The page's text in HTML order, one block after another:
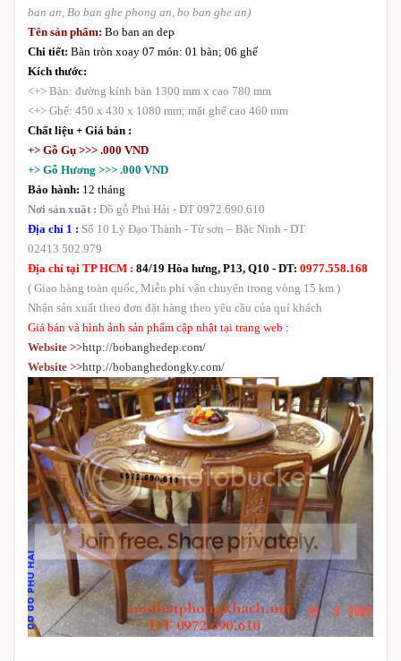
ban an, Bo ban ghe phong an, bo ban ghe an)
Tên sản phẩm: Bo ban an dep
Chi tiết: Bàn tròn xoay 07 món: 01 bàn; 06 ghế
Kích thước:
<+> Bàn: đường kính bàn 1300 mm x cao 780 mm
<+> Ghế: 450 x 430 x 1080 mm; mặt ghế cao 460 mm
Chất liệu + Giá bán :
+> Gỗ Gụ >>> .000 VND
+> Gỗ Hương >>> .000 VND
Bảo hành: 12 tháng
Nơi sản xuât : Đồ gỗ Phú Hải - DT 0972.690.610
Địa chỉ 1 : Số 10 Lý Đạo Thành - Từ sơn – Băc Ninh - DT
02413.502.979
Địa chỉ tại TP HCM : 84/19 Hòa hưng, P13, Q10 - DT: 0977.558.168
( Giao hàng toàn quốc, Miễn phí vận chuyển trong vòng 15 km )
Nhận sản xuất theo đơn đặt hàng theo yêu cầu của quí khách
Giá bán và hình ảnh sản phẩm cập nhật tại trang web :
Website >>http://bobanghedep.com/
Website >>http://bobanghedongky.com/